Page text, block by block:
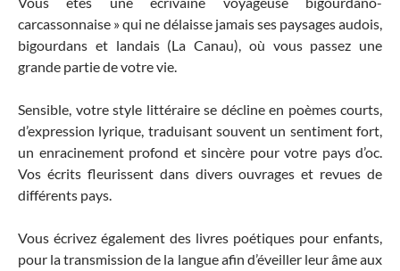
carcassonnaise » qui ne délaisse jamais ses paysages audois,
bigourdans et landais (La Canau), où vous passez une
grande partie de votre vie.
Sensible, votre style littéraire se décline en poèmes courts,
d’expression lyrique, traduisant souvent un sentiment fort,
un enracinement profond et sincère pour votre pays d’oc.
Vos écrits fleurissent dans divers ouvrages et revues de
différents pays.
Vous écrivez également des livres poétiques pour enfants,
pour la transmission de la langue afin d’éveiller leur âme aux